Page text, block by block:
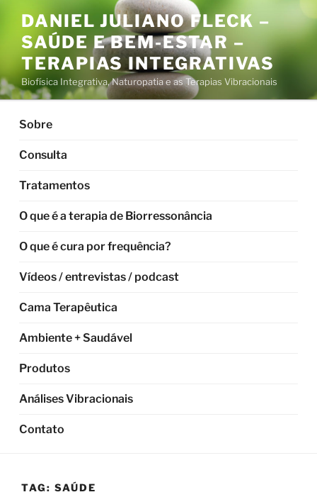
conteúdo
DANIEL JULIANO FLECK –
SAÚDE E BEM-ESTAR –
TERAPIAS INTEGRATIVAS
Biofísica Integrativa, Naturopatia e as Terapias Vibracionais
Sobre
Consulta
Tratamentos
O que é a terapia de Biorressonância
O que é cura por frequência?
Vídeos / entrevistas / podcast
Cama Terapêutica
Ambiente + Saudável
Produtos
Análises Vibracionais
Contato
TAG: SAÚDE